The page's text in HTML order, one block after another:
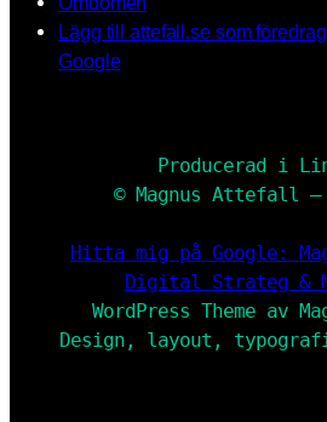
Lägg till attefall.se som
Google
Producerad i
© Magnus Attefall –
Hitta mig på Google:
Digital Strateg &
WordPress Theme av
Design, layout,